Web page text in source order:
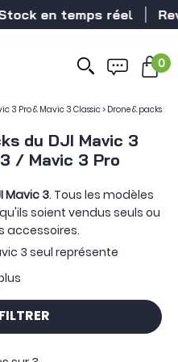
en temps réel
0
3 Pro & Mavic 3 Classic> Drone & packs
du DJI Mavic 3
/ Mavic 3 Pro
Mavic 3. Tous les modèles
soient vendus seuls ou
accessoires.
3 seul représente
important, permettant
outil de prestige plus
les plus pratiques
des DJI Mavic 3